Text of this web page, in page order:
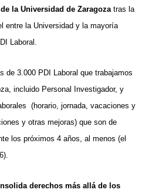
la Universidad de Zaragozatras la
entre la Universidad y la mayoría
Laboral.
de 3.000 PDI Laboral que trabajamos
incluido Personal Investigador, y
(horario, jornada, vacaciones y
y otras mejoras) que son de
los próximos 4 años, al menos (el
derechos más allá de los